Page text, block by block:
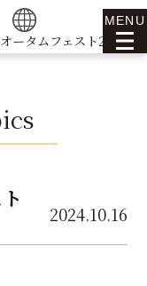
MENU
ータムフェスト2024
2024.10.16